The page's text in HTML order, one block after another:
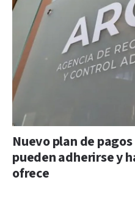
Nuevo plan de
pueden adherirse y
ofrece